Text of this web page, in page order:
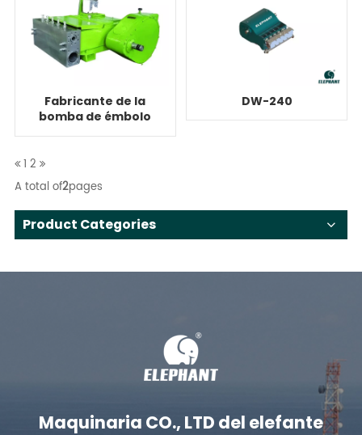
Fabricante de la
bomba de émbolo
quíntuplex 415Q-5
DW-240
1 2
A total of2pages
Product Categories
Maquinaria CO., LTD del elefante